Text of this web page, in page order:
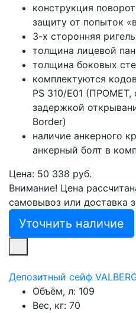
конструкция
защиту от попыток
3-х сторонняя
толщина лицевой
толщина боковых
комплектуются
PS 310/Е01 (ПРОМЕТ,
задержкой
Border)
наличие анкерного
анкерный болт в
Цена: 50 338 руб.
Внимание! Цена
самовывоз или доставка
Уточнить наличие
Депозитный сейф
Объём, л: 109
Вес, кг: 70